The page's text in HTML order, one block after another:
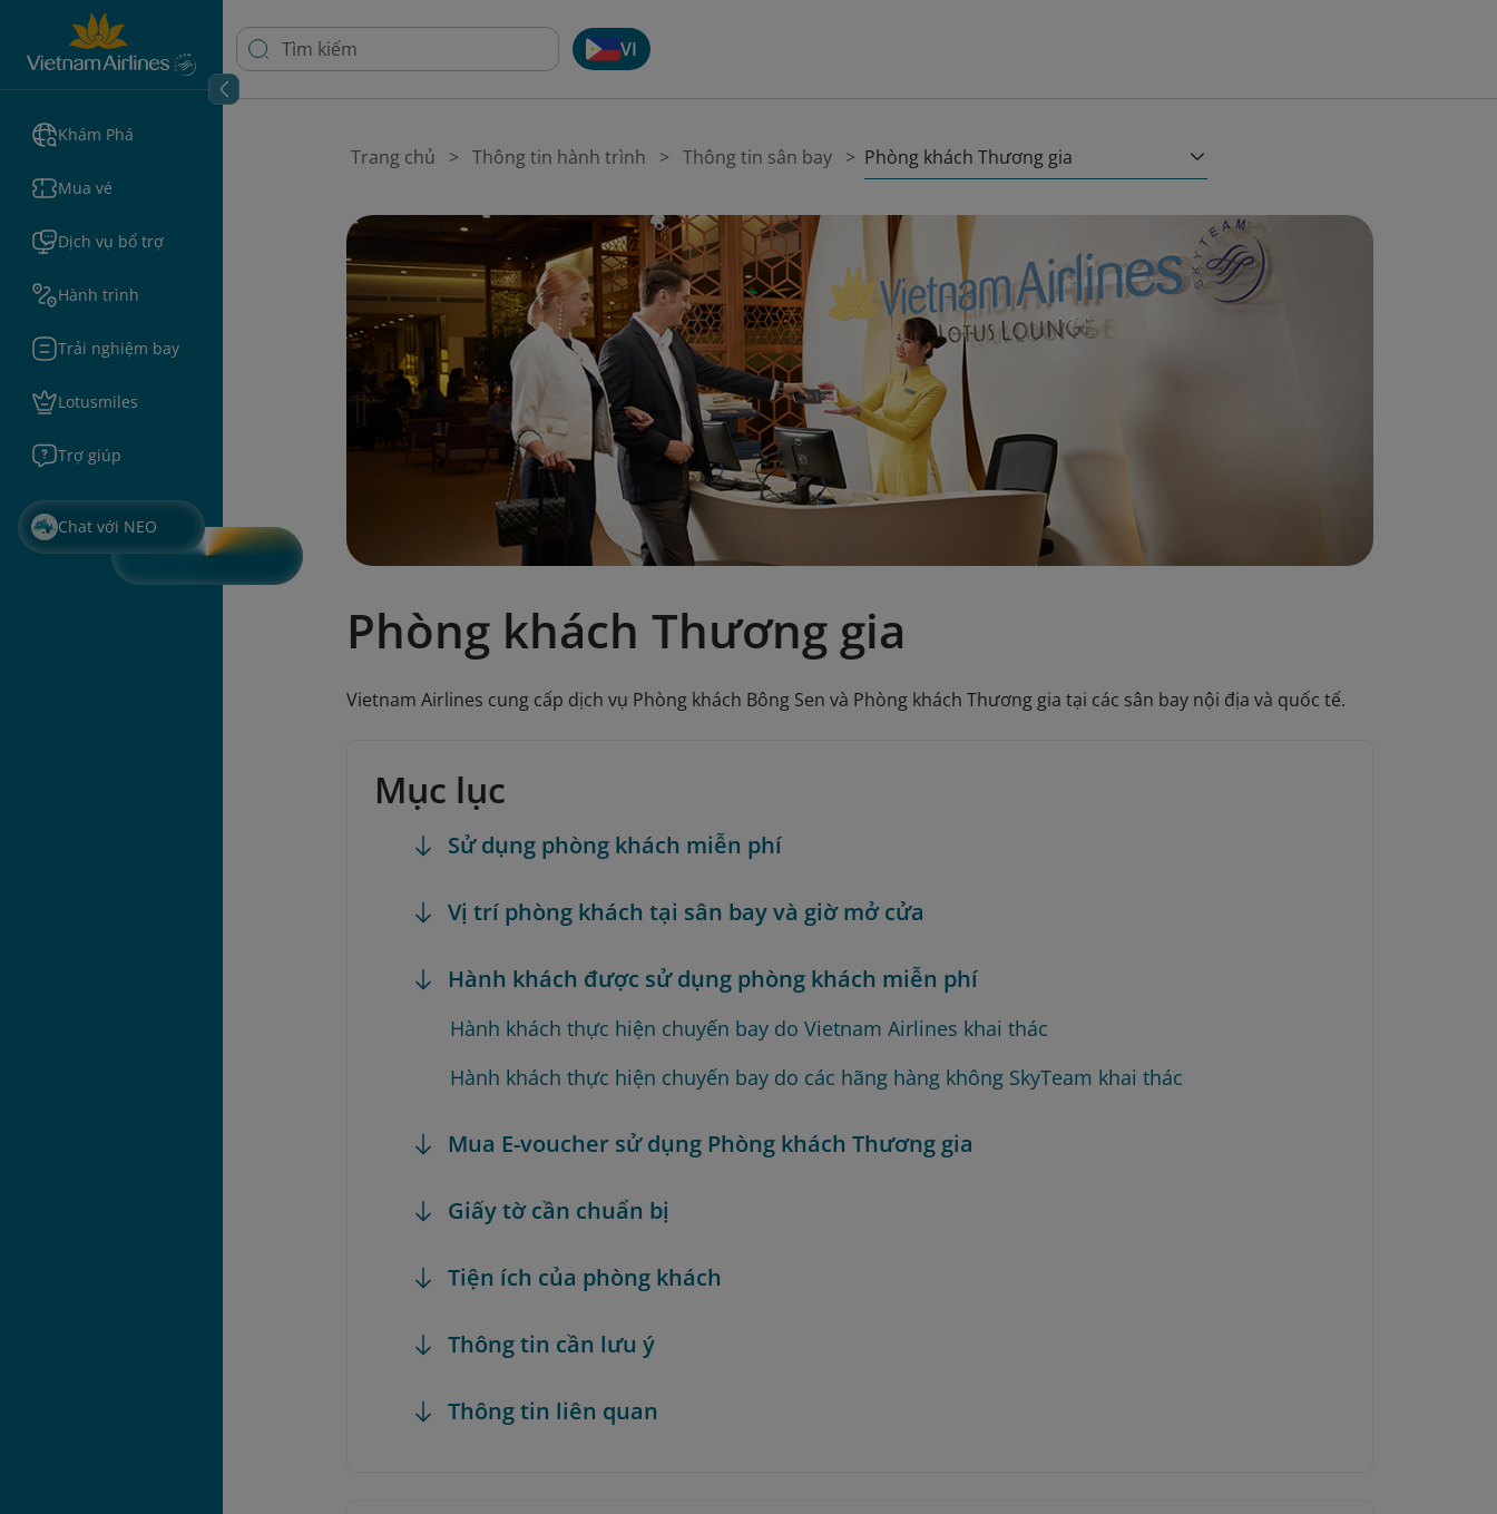
Khám Phá
Mua vé
Dịch vụ bổ trợ
Hành trình
Trải nghiệm bay
Lotusmiles
Trợ giúp
Chat với NEO
VI
Trang chủ Thông tin hành trình Thông tin sân bay Phòng khách Thương gia
Phòng khách Thương gia
Vietnam Airlines cung cấp dịch vụ Phòng khách Bông Sen và Phòng khách Thương gia tại các sân bay nội địa và quốc tế.
Mục lục
Sử dụng phòng khách miễn phí
Vị trí phòng khách tại sân bay và giờ mở cửa
Hành khách được sử dụng phòng khách miễn phí
Hành khách thực hiện chuyến bay do Vietnam Airlines khai thác
Hành khách thực hiện chuyến bay do các hãng hàng không SkyTeam khai thác
Mua E-voucher sử dụng Phòng khách Thương gia
Giấy tờ cần chuẩn bị
Tiện ích của phòng khách
Thông tin cần lưu ý
Thông tin liên quan